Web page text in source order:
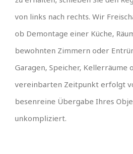
von links nach rechts. Wir
ob Demontage einer Küche,
bewohnten Zimmern oder
Garagen, Speicher, Kellerräume
vereinbarten Zeitpunkt erfolgt
besenreine Übergabe Ihres
unkompliziert.